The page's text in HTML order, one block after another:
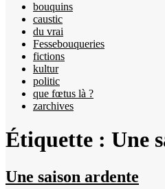
bouquins
caustic
du vrai
Fessebouqueries
fictions
kultur
politic
que fœtus là ?
zarchives
Étiquette : Une
Une saison ardente